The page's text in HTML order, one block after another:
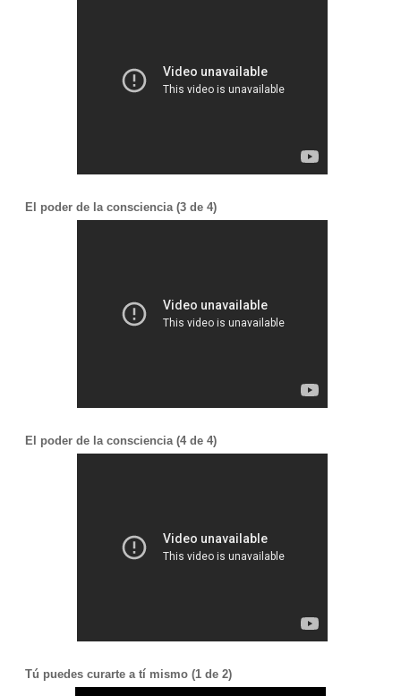
El poder de la consciencia (3 de 4)
El poder de la consciencia (4 de 4)
Tú puedes curarte a tí mismo (1 de 2)